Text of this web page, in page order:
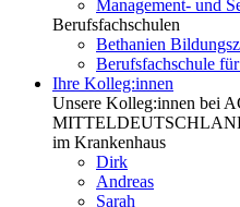
Management- und
Berufsfachschulen
Bethanien
Berufsfachschule
Ihre Kolleg:innen
Unsere Kolleg:innen bei
im Krankenhaus
Dirk
Andreas
Sarah